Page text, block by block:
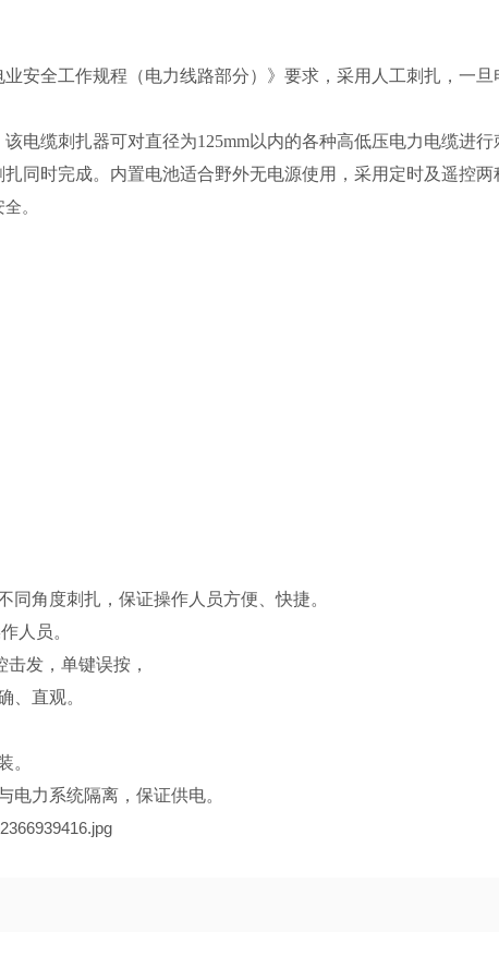
安全工作规程（电力线路部分）》要求，采用人工刺扎，一旦
电缆刺扎器可对直径为125mm以内的各种高低压电力电缆进行
同时完成。内置电池适合野外无电源使用，采用定时及遥控两
。
角度刺扎，保证操作人员方便、快捷。
人员。
发，单键误按，
、直观。
。
电力系统隔离，保证供电。